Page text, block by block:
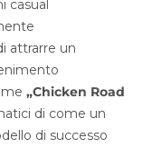
casual
attrarre un
„Chicken Road
di come un
di successo